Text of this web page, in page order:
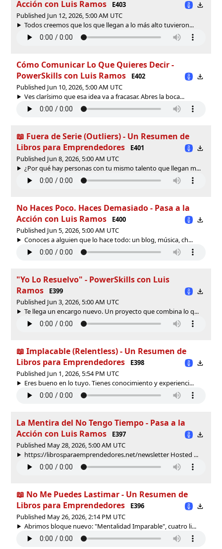
Acción con Luis Ramos
E403
Published Jun 12, 2026, 5:00 AM UTC
Todos creemos que los que llegan a lo más alto tuvieron...
Cómo Comunicar Lo Que Quieres Decir -
PowerSkills con Luis Ramos
E402
Published Jun 10, 2026, 5:00 AM UTC
Ves clarísimo que esa idea va a fracasar. Abres la boca...
📖 Fuera de Serie (Outliers) - Un Resumen de
Libros para Emprendedores
E401
Published Jun 8, 2026, 5:00 AM UTC
¿Por qué hay personas con tu mismo talento que llegan m...
No Haces Poco. Haces Demasiado - Pasa a la
Acción con Luis Ramos
E400
Published Jun 5, 2026, 5:00 AM UTC
Conoces a alguien que lo hace todo: un blog, música, ch...
"Yo Lo Resuelvo" - PowerSkills con Luis
Ramos
E399
Published Jun 3, 2026, 5:00 AM UTC
Te llega un encargo nuevo. Un proyecto que combina lo q...
📖 Implacable (Relentless) - Un Resumen de
Libros para Emprendedores
E398
Published Jun 1, 2026, 5:54 PM UTC
Eres bueno en lo tuyo. Tienes conocimiento y experienci...
La Mentira del No Tengo Tiempo - Pasa a la
Acción con Luis Ramos
E397
Published May 28, 2026, 5:00 AM UTC
https://librosparaemprendedores.net/newsletter Hosted ...
📖 No Me Puedes Lastimar - Un Resumen de
Libros para Emprendedores
E396
Published May 26, 2026, 2:14 PM UTC
Abrimos bloque nuevo: "Mentalidad Imparable", cuatro li...